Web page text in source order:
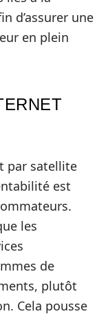
d’assurer une
en plein
par satellite
est
les
de
plutôt
Cela pousse